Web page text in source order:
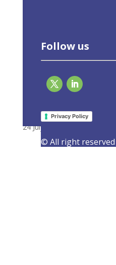
Follow us
Privacy Policy
© All right reserved
can change Europe’s
24 July 2017